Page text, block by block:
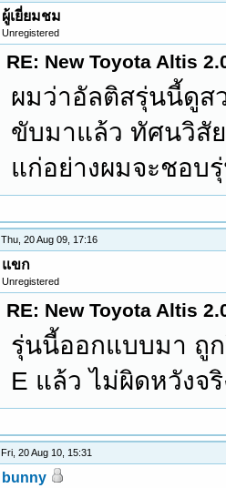
ผู้เยี่ยมชม
Unregistered
RE: New Toyota Altis
ผมว่าอัลติสรุ่นนี้ดูส
ขับมาแล้ว ทัศนวิสั
แก่อย่างผมจะชอบ
Thu, 20 Aug 09, 17:16
แขก
Unregistered
RE: New Toyota Altis
รุ่นนี้ออกแบบมา ถู
E แล้ว ไม่ผิดหวังจริ
Fri, 20 Aug 10, 15:31
bunny